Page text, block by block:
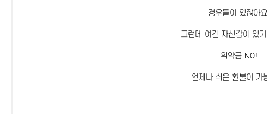
경우들이 있잖아
그런데 여긴 자신감이 있
위약금 NO!
언제나 쉬운 환불이 가